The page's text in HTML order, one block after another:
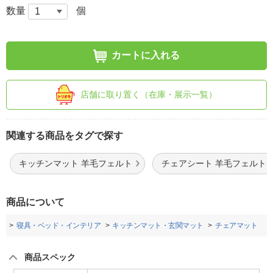
数量 個
カートに入れる
店舗に取り置く（在庫・展示一覧）
関連する商品をタグで探す
キッチンマット 羊毛フェルト チェアシート 羊毛フェルト
商品について
寝具・ベッド・インテリア キッチンマット・玄関マット チェアマット
商品スペック